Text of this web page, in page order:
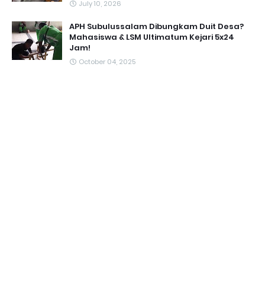
July 10, 2026
APH Subulussalam Dibungkam Duit Desa?
Mahasiswa & LSM Ultimatum Kejari 5x24
Jam!
October 04, 2025